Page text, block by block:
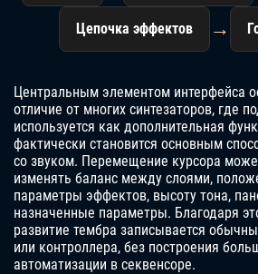
Цепочка эффектов →
Центральным элементом интерфейса
отличие от многих синтезаторов, где
используется как дополнительная
фактически становится основным
со звуком. Перемещение курсора
изменять баланс между слоями,
параметры эффектов, высоту тона,
назначенные параметры. Благодаря
развитие тембра записывается
или контроллера, без построения
автоматизации в секвенсоре.